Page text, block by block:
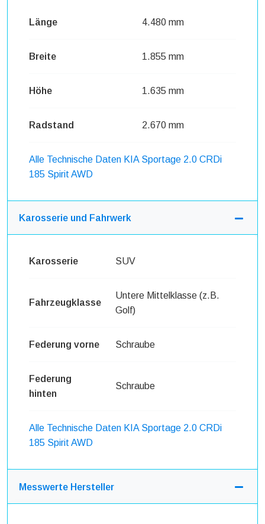
Länge 4.480 mm
Breite 1.855 mm
Höhe 1.635 mm
Radstand 2.670 mm
Alle Technische Daten KIA Sportage 2.0 CRDi
185 Spirit AWD
Karosserie und Fahrwerk
Karosserie SUV
Fahrzeugklasse
Untere Mittelklasse (z.B.
Golf)
Federung vorne Schraube
Federung
hinten
Schraube
Alle Technische Daten KIA Sportage 2.0 CRDi
185 Spirit AWD
Messwerte Hersteller